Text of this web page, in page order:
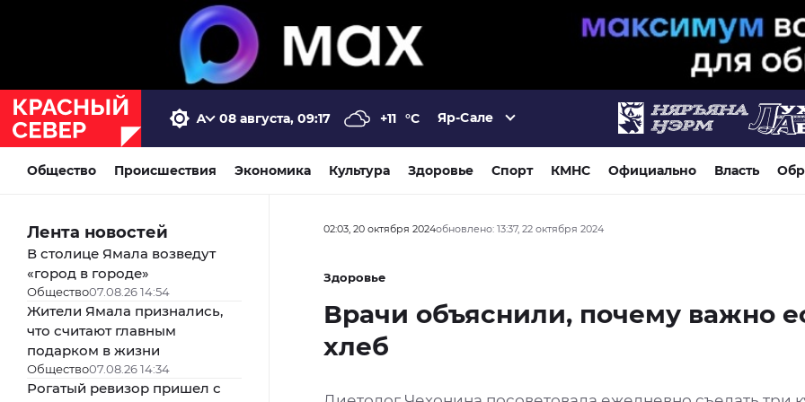
08 августа, 09:17 +11 °C Яр-Сале
Общество Происшествия Экономика Культура Здоровье Спорт КМНС Официально Власть
Лента новостей
В столице Ямала возведут
«город в городе»
Общество07.08.26 14:54
Жители Ямала признались,
что считают главным
подарком в жизни
Общество07.08.26 14:34
Рогатый ревизор пришел с
02:03, 20 октября 2024обновлено: 13:37, 22 октября 2024
Здоровье
Врачи объяснили, почему важно
хлеб